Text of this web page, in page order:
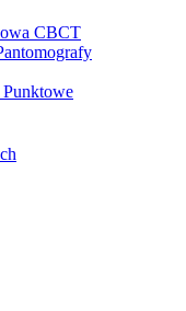
CBCT
Punktowe